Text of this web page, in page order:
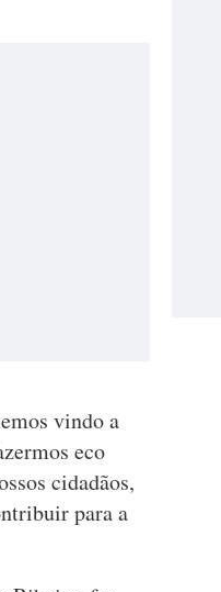
vindo a
eco
cidadãos,
para a